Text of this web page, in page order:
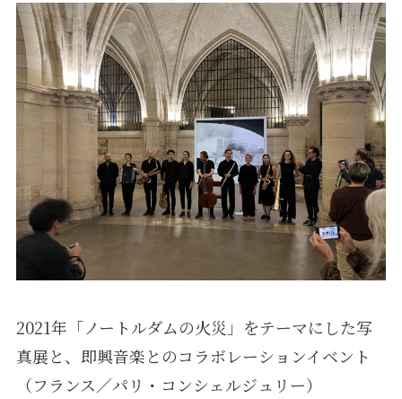
2021年「ノートルダムの火災」をテーマにした写
真展と、即興音楽とのコラボレーションイベント
（フランス／パリ・コンシェルジュリー）